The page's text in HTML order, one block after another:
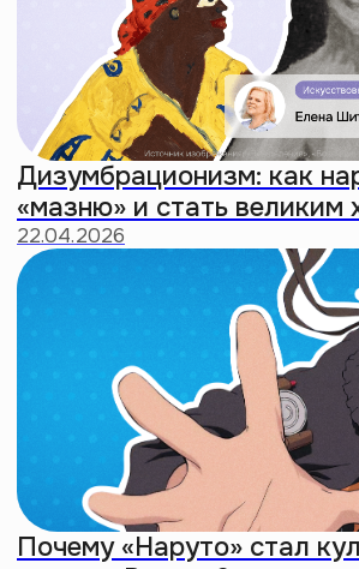
Альфа — худшее поколение: почему
миллениалы воспитывают ужасных
айпад кидов
18:46
Делаем
интровертность
новым культом
Создали мерч для тех, кто
находит радость в уединении.
Чтобы принять свою природу
и заявить о ней без слов